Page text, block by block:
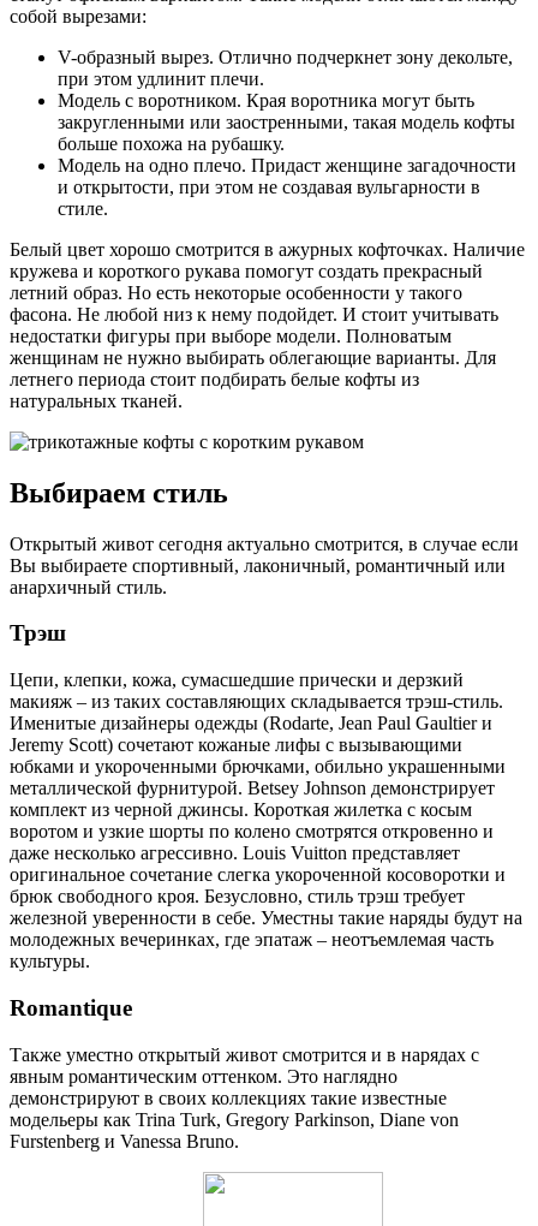
собой вырезами:
V-образный вырез. Отлично подчеркнет зону декольте,
при этом удлинит плечи.
Модель с воротником. Края воротника могут быть
закругленными или заостренными, такая модель кофты
больше похожа на рубашку.
Модель на одно плечо. Придаст женщине загадочности
и открытости, при этом не создавая вульгарности в
стиле.
Белый цвет хорошо смотрится в ажурных кофточках. Наличие
кружева и короткого рукава помогут создать прекрасный
летний образ. Но есть некоторые особенности у такого
фасона. Не любой низ к нему подойдет. И стоит учитывать
недостатки фигуры при выборе модели. Полноватым
женщинам не нужно выбирать облегающие варианты. Для
летнего периода стоит подбирать белые кофты из
натуральных тканей.
Выбираем стиль
Открытый живот сегодня актуально смотрится, в случае если
Вы выбираете спортивный, лаконичный, романтичный или
анархичный стиль.
Трэш
Цепи, клепки, кожа, сумасшедшие прически и дерзкий
макияж – из таких составляющих складывается трэш-стиль.
Именитые дизайнеры одежды (Rodarte, Jean Paul Gaultier и
Jeremy Scott) сочетают кожаные лифы с вызывающими
юбками и укороченными брючками, обильно украшенными
металлической фурнитурой. Betsey Johnson демонстрирует
комплект из черной джинсы. Короткая жилетка с косым
воротом и узкие шорты по колено смотрятся откровенно и
даже несколько агрессивно. Louis Vuitton представляет
оригинальное сочетание слегка укороченной косоворотки и
брюк свободного кроя. Безусловно, стиль трэш требует
железной уверенности в себе. Уместны такие наряды будут на
молодежных вечеринках, где эпатаж – неотъемлемая часть
культуры.
Romantique
Также уместно открытый живот смотрится и в нарядах с
явным романтическим оттенком. Это наглядно
демонстрируют в своих коллекциях такие известные
модельеры как Trina Turk, Gregory Parkinson, Diane von
Furstenberg и Vanessa Bruno.